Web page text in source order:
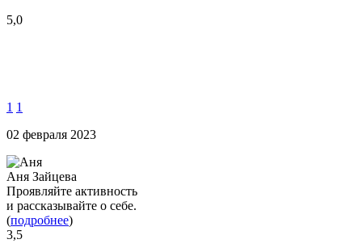
5,0
1 1
02 февраля 2023
Аня Зайцева
Проявляйте активность
и рассказывайте о себе.
(подробнее)
3,5